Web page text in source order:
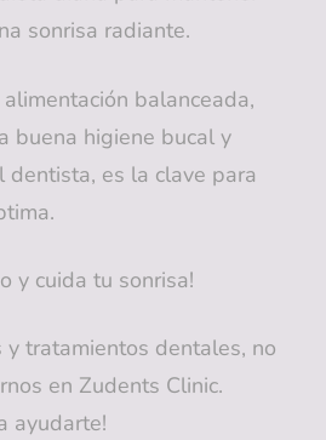
sonrisa radiante.
balanceada,
buena higiene bucal y
es la clave para
y cuida tu sonrisa!
y tratamientos dentales, no
en Zudents Clinic.
ayudarte!